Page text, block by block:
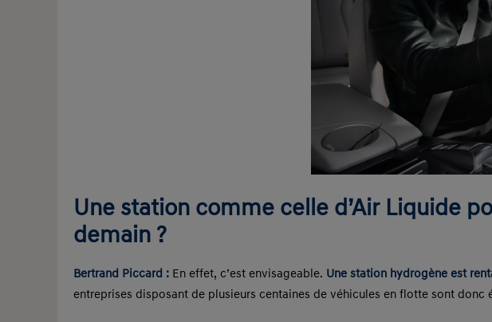
Une station comme celle d’Air Liquide
demain ?
Bertrand Piccard : En effet, c’est envisageable. Une station hydrogène est
entreprises disposant de plusieurs centaines de véhicules en flotte sont donc